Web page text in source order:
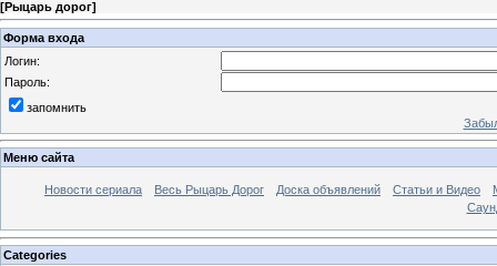
[Рыцарь дорог]
Форма входа
Логин:
Пароль:
запомнить
Меню сайта
Новости сериала Весь Рыцарь Дорог Доска объявлений Статьи и Видео
Categories